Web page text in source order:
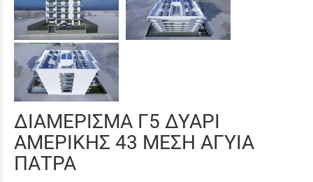
ΔΙΑΜΕΡΙΣΜΑ Γ5 ΔΥΑΡΙ
ΑΜΕΡΙΚΗΣ 43 ΜΕΣΗ ΑΓΥΙΑ
ΠΑΤΡΑ